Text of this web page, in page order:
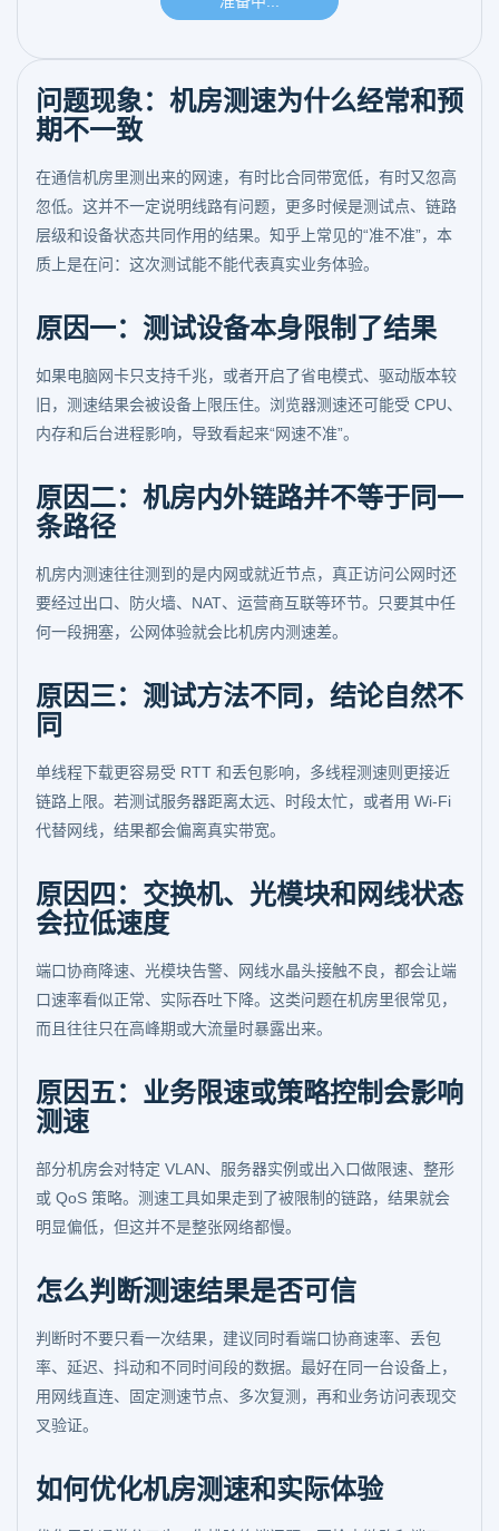
问题现象：机房测速为什么经常和预
期不一致
在通信机房里测出来的网速，有时比合同带宽低，有时又忽高
忽低。这并不一定说明线路有问题，更多时候是测试点、链路
层级和设备状态共同作用的结果。知乎上常见的“准不准”，本
质上是在问：这次测试能不能代表真实业务体验。
原因一：测试设备本身限制了结果
如果电脑网卡只支持千兆，或者开启了省电模式、驱动版本较
旧，测速结果会被设备上限压住。浏览器测速还可能受 CPU、
内存和后台进程影响，导致看起来“网速不准”。
原因二：机房内外链路并不等于同一
条路径
机房内测速往往测到的是内网或就近节点，真正访问公网时还
要经过出口、防火墙、NAT、运营商互联等环节。只要其中任
何一段拥塞，公网体验就会比机房内测速差。
原因三：测试方法不同，结论自然不
同
单线程下载更容易受 RTT 和丢包影响，多线程测速则更接近
链路上限。若测试服务器距离太远、时段太忙，或者用 Wi-Fi
代替网线，结果都会偏离真实带宽。
原因四：交换机、光模块和网线状态
会拉低速度
端口协商降速、光模块告警、网线水晶头接触不良，都会让端
口速率看似正常、实际吞吐下降。这类问题在机房里很常见，
而且往往只在高峰期或大流量时暴露出来。
原因五：业务限速或策略控制会影响
测速
部分机房会对特定 VLAN、服务器实例或出入口做限速、整形
或 QoS 策略。测速工具如果走到了被限制的链路，结果就会
明显偏低，但这并不是整张网络都慢。
怎么判断测速结果是否可信
判断时不要只看一次结果，建议同时看端口协商速率、丢包
率、延迟、抖动和不同时间段的数据。最好在同一台设备上，
用网线直连、固定测速节点、多次复测，再和业务访问表现交
叉验证。
如何优化机房测速和实际体验